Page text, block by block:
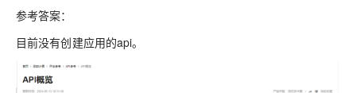
参考答案：
目前没有创建应用的api。